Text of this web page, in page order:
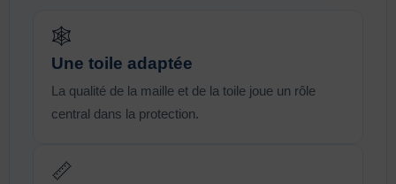
🕸️
Une toile adaptée
La qualité de la maille et de la toile joue un rôle
central dans la protection.
📏